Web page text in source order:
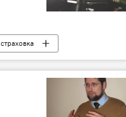
страховка